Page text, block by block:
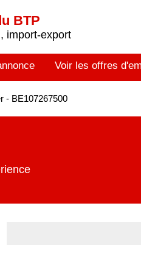
BTP
import-export
Voir les offres
- BE107267500